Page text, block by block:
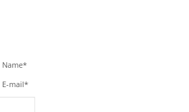
Name*
E-mail*